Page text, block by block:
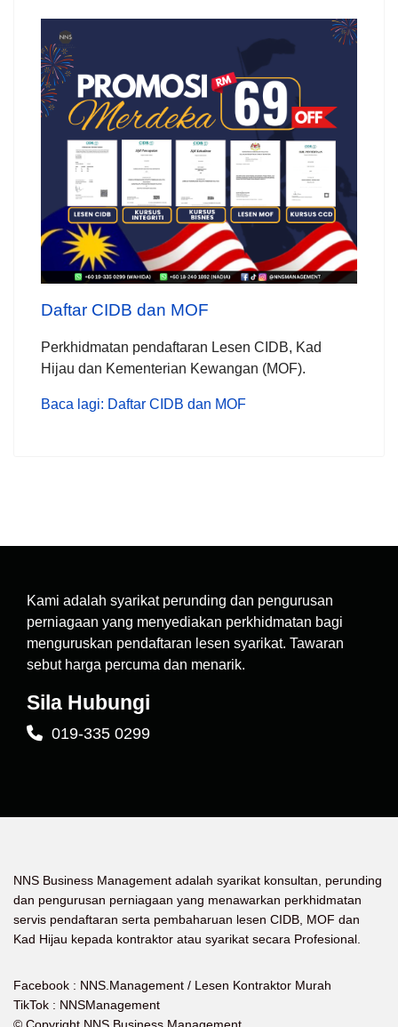
Daftar CIDB dan MOF
Perkhidmatan pendaftaran Lesen CIDB, Kad
Hijau dan Kementerian Kewangan (MOF).
Baca lagi: Daftar CIDB dan MOF
Kami adalah syarikat perunding dan pengurusan
perniagaan yang menyediakan perkhidmatan bagi
menguruskan pendaftaran lesen syarikat. Tawaran
sebut harga percuma dan menarik.
Sila Hubungi
019-335 0299
NNS Business Management adalah syarikat konsultan, perunding
dan pengurusan perniagaan yang menawarkan perkhidmatan
servis pendaftaran serta pembaharuan lesen CIDB, MOF dan
Kad Hijau kepada kontraktor atau syarikat secara Profesional.
Facebook : NNS.Management / Lesen Kontraktor Murah
TikTok : NNSManagement